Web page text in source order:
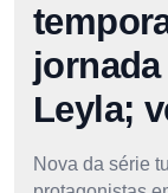
Leyla;
Nova da série